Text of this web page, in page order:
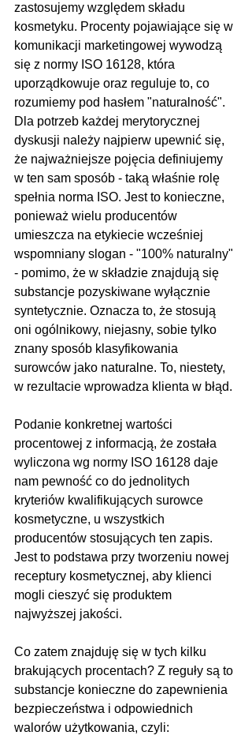
zastosujemy względem składu
kosmetyku. Procenty pojawiające się w
komunikacji marketingowej wywodzą
się z normy ISO 16128, która
uporządkowuje oraz reguluje to, co
rozumiemy pod hasłem "naturalność".
Dla potrzeb każdej merytorycznej
dyskusji należy najpierw upewnić się,
że najważniejsze pojęcia definiujemy
w ten sam sposób - taką właśnie rolę
spełnia norma ISO. Jest to konieczne,
ponieważ wielu producentów
umieszcza na etykiecie wcześniej
wspomniany slogan - "100% naturalny"
- pomimo, że w składzie znajdują się
substancje pozyskiwane wyłącznie
syntetycznie. Oznacza to, że stosują
oni ogólnikowy, niejasny, sobie tylko
znany sposób klasyfikowania
surowców jako naturalne. To, niestety,
w rezultacie wprowadza klienta w błąd.
Podanie konkretnej wartości
procentowej z informacją, że została
wyliczona wg normy ISO 16128 daje
nam pewność co do jednolitych
kryteriów kwalifikujących surowce
kosmetyczne, u wszystkich
producentów stosujących ten zapis.
Jest to podstawa przy tworzeniu nowej
receptury kosmetycznej, aby klienci
mogli cieszyć się produktem
najwyższej jakości.
Co zatem znajduję się w tych kilku
brakujących procentach? Z reguły są to
substancje konieczne do zapewnienia
bezpieczeństwa i odpowiednich
walorów użytkowania, czyli: